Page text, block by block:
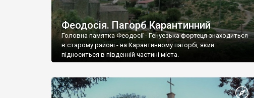
Феодосія. Пагорб Карантинний
Головна памятка Феодосії - Генуезька фортеця знаходиться
в старому районі - на Карантинному пагорбі, який
підноситься в південній частині міста.